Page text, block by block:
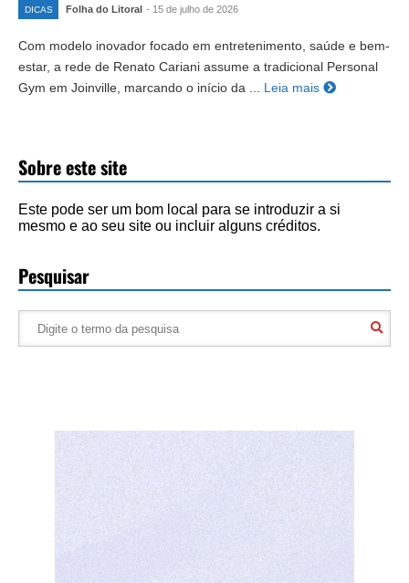
DICAS Folha do Litoral - 15 de julho de 2026
Com modelo inovador focado em entretenimento, saúde e bem-
estar, a rede de Renato Cariani assume a tradicional Personal
Gym em Joinville, marcando o início da ... Leia mais
Sobre este site
Este pode ser um bom local para se introduzir a si
mesmo e ao seu site ou incluir alguns créditos.
Pesquisar